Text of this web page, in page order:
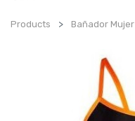
Products Bañador Mujer